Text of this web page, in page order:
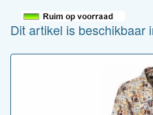
Dit artikel is beschikbaar